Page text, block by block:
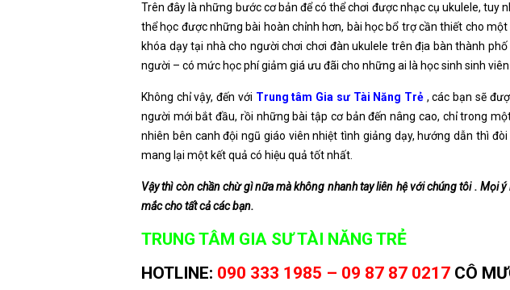
Trên đây là những bước cơ bản để có thể chơi được nhạc cụ ukulele, tuy
thể học được những bài hoàn chỉnh hơn, bài học bổ trợ cần thiết cho
khóa dạy tại nhà cho người chơi chơi đàn ukulele trên địa bàn thành
người – có mức học phí giảm giá ưu đãi cho những ai là học sinh sinh
Không chỉ vậy, đến với Trung tâm Gia sư Tài Năng Trẻ , các bạn sẽ
người mới bắt đầu, rồi những bài tập cơ bản đến nâng cao, chỉ trong
nhiên bên canh đội ngũ giáo viên nhiệt tình giảng dạy, hướng dẫn thì
mang lại một kết quả có hiệu quả tốt nhất.
Vậy thì còn chần chừ gì nữa mà không nhanh tay liên hệ với chúng tôi . Mọi
mắc cho tất cả các bạn.
TRUNG TÂM GIA SƯ TÀI NĂNG TRẺ
HOTLINE: 090 333 1985 – 09 87 87 0217 CÔ